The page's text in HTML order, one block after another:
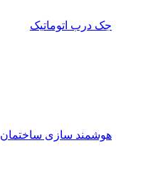
جک درب اتوماتیک
هوشمند سازی ساختمان